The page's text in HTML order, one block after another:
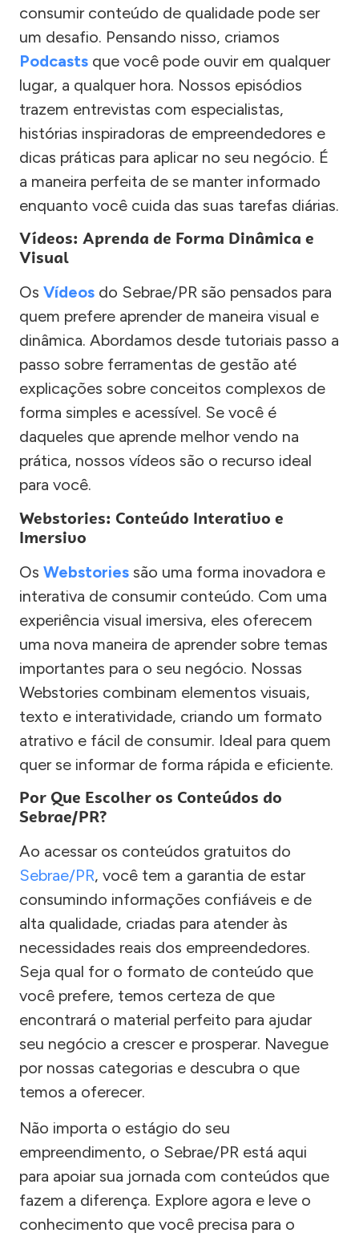
consumir conteúdo de qualidade pode ser
um desafio. Pensando nisso, criamos
Podcasts que você pode ouvir em qualquer
lugar, a qualquer hora. Nossos episódios
trazem entrevistas com especialistas,
histórias inspiradoras de empreendedores e
dicas práticas para aplicar no seu negócio. É
a maneira perfeita de se manter informado
enquanto você cuida das suas tarefas diárias.
Vídeos: Aprenda de Forma Dinâmica e
Visual
Os Vídeos do Sebrae/PR são pensados para
quem prefere aprender de maneira visual e
dinâmica. Abordamos desde tutoriais passo a
passo sobre ferramentas de gestão até
explicações sobre conceitos complexos de
forma simples e acessível. Se você é
daqueles que aprende melhor vendo na
prática, nossos vídeos são o recurso ideal
para você.
Webstories: Conteúdo Interativo e
Imersivo
Os Webstories são uma forma inovadora e
interativa de consumir conteúdo. Com uma
experiência visual imersiva, eles oferecem
uma nova maneira de aprender sobre temas
importantes para o seu negócio. Nossas
Webstories combinam elementos visuais,
texto e interatividade, criando um formato
atrativo e fácil de consumir. Ideal para quem
quer se informar de forma rápida e eficiente.
Por Que Escolher os Conteúdos do
Sebrae/PR?
Ao acessar os conteúdos gratuitos do
Sebrae/PR, você tem a garantia de estar
consumindo informações confiáveis e de
alta qualidade, criadas para atender às
necessidades reais dos empreendedores.
Seja qual for o formato de conteúdo que
você prefere, temos certeza de que
encontrará o material perfeito para ajudar
seu negócio a crescer e prosperar. Navegue
por nossas categorias e descubra o que
temos a oferecer.
Não importa o estágio do seu
empreendimento, o Sebrae/PR está aqui
para apoiar sua jornada com conteúdos que
fazem a diferença. Explore agora e leve o
conhecimento que você precisa para o